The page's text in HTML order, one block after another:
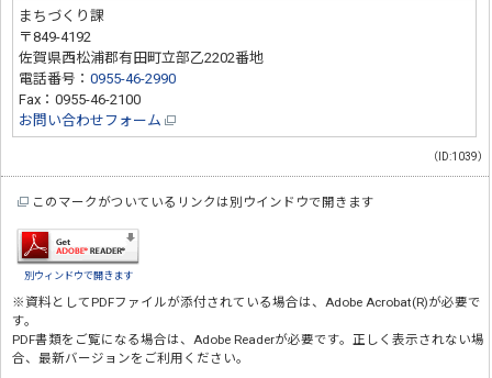
まちづくり課
〒849-4192
佐賀県西松浦郡有田町立部乙2202番地
電話番号：0955-46-2990
Fax：0955-46-2100
お問い合わせフォーム
（ID:1039）
このマークがついているリンクは別ウインドウで開きます
別ウィンドウで開きます
※資料としてPDFファイルが添付されている場合は、 Adobe Acrobat(R)が必要で
す。
PDF書類をご覧になる場合は、 Adobe Readerが必要です。正しく表示されない場
合、最新バージョンをご利用ください。